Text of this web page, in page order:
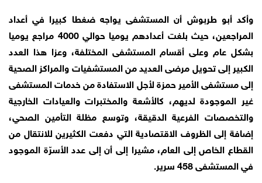
وأكد أبو طربوش أن المستشفى يواجه ضغطا كبيرا في أعداد
المراجعين، حيث بلغت أعدادهم يوميا حوالي 4000 مراجع يوميا
بشكل عام وعلى أقسام المستشفى المختلفة، وعزا هذا العدد
الكبير إلى تحويل مرضى العديد من المستشفيات والمراكز الصحية
إلى مستشفى الأمير حمزة لأجل الاستفادة من خدمات المستشفى
غير الموجودة لديهم، كالأشعة والمختبرات والعيادات الخارجية
والتخصصات الفرعية الدقيقة، وتوسع مظلة التأمين الصحي،
إضافة إلى الظروف الاقتصادية التي دفعت الكثيرين للانتقال من
القطاع الخاص إلى العام، مشيرا إلى أن إلى عدد الأسرّة الموجود
في المستشفى 458 سرير.